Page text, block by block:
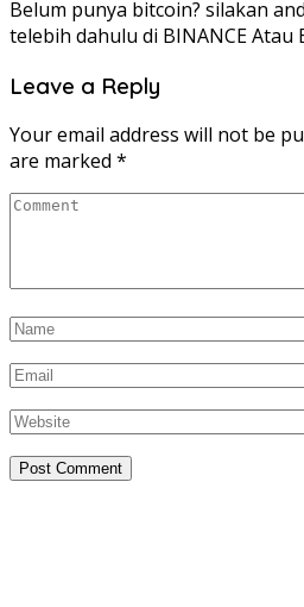
Belum punya bitcoin? silakan
telebih dahulu di BINANCE Atau
Leave a Reply
Your email address will not be
are marked *